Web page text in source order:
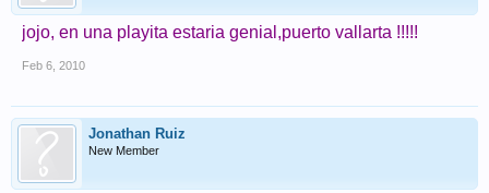
jojo, en una playita estaria genial,puerto vallarta !!!!!
Feb 6, 2010
Jonathan Ruiz
New Member